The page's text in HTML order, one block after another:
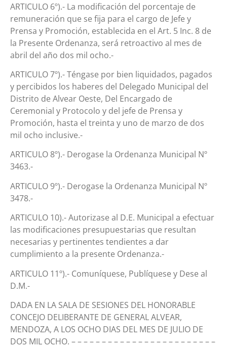
ARTICULO 6º).- La modificación del porcentaje de
remuneración que se fija para el cargo de Jefe y
Prensa y Promoción, establecida en el Art. 5 Inc. 8 de
la Presente Ordenanza, será retroactivo al mes de
abril del año dos mil ocho.-
ARTICULO 7º).- Téngase por bien liquidados, pagados
y percibidos los haberes del Delegado Municipal del
Distrito de Alvear Oeste, Del Encargado de
Ceremonial y Protocolo y del jefe de Prensa y
Promoción, hasta el treinta y uno de marzo de dos
mil ocho inclusive.-
ARTICULO 8º).- Derogase la Ordenanza Municipal Nº
3463.-
ARTICULO 9º).- Derogase la Ordenanza Municipal Nº
3478.-
ARTICULO 10).- Autorizase al D.E. Municipal a efectuar
las modificaciones presupuestarias que resultan
necesarias y pertinentes tendientes a dar
cumplimiento a la presente Ordenanza.-
ARTICULO 11º).- Comuníquese, Publíquese y Dese al
D.M.-
DADA EN LA SALA DE SESIONES DEL HONORABLE
CONCEJO DELIBERANTE DE GENERAL ALVEAR,
MENDOZA, A LOS OCHO DIAS DEL MES DE JULIO DE
DOS MIL OCHO. – – – – – – – – – – – – – – – – – – – – – – – –